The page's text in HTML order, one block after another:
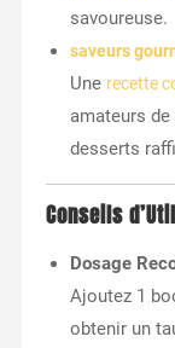
savoureuse.
saveurs
Une recette
amateurs
desserts
Conseils
Dosage
Ajoutez 1
obtenir un